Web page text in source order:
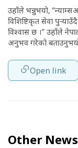
उहाँले भन्नुभयो,
विशिष्टिकृत सेवा
विश्वास छ ।” उहाँले
अनुभव गरेको
Open link
Other News